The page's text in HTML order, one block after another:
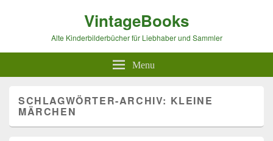
VintageBooks
Alte Kinderbilderbücher für Liebhaber und Sammler
Menu
SCHLAGWÖRTER-ARCHIV: KLEINE
MÄRCHEN